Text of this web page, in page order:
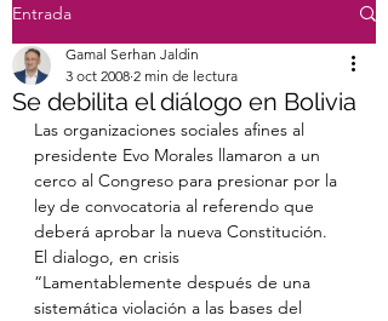
Entrada
Se debilita el diálogo en Bolivia
Gamal Serhan Jaldin
3 oct 2008 2 min de lectura
Las organizaciones sociales afines al
presidente Evo Morales llamaron a un
cerco al Congreso para presionar por la
ley de convocatoria al referendo que
deberá aprobar la nueva Constitución.
El dialogo, en crisis
“Lamentablemente después de una
sistemática violación a las bases del